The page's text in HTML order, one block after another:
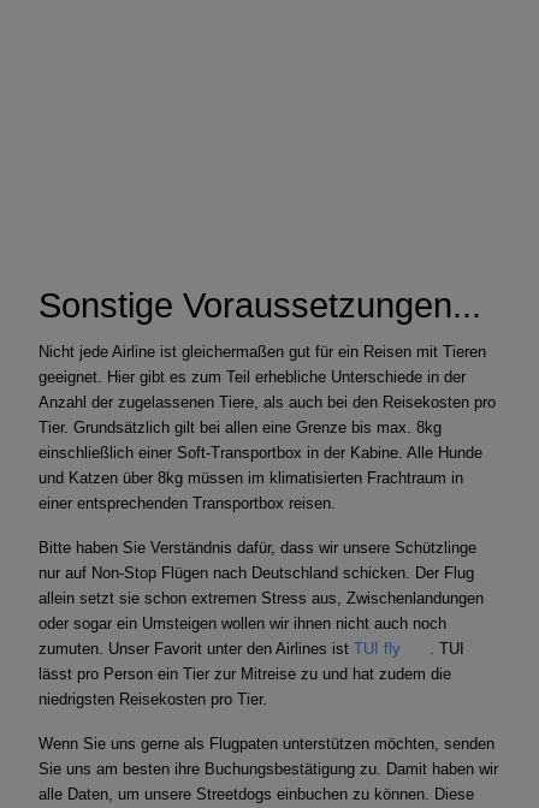
Sonstige Voraussetzungen...
Nicht jede Airline ist gleichermaßen gut für ein Reisen mit Tieren
geeignet. Hier gibt es zum Teil erhebliche Unterschiede in der
Anzahl der zugelassenen Tiere, als auch bei den Reisekosten pro
Tier. Grundsätzlich gilt bei allen eine Grenze bis max. 8kg
einschließlich einer Soft-Transportbox in der Kabine. Alle Hunde
und Katzen über 8kg müssen im klimatisierten Frachtraum in
einer entsprechenden Transportbox reisen.
Bitte haben Sie Verständnis dafür, dass wir unsere Schützlinge
nur auf Non-Stop Flügen nach Deutschland schicken. Der Flug
allein setzt sie schon extremen Stress aus, Zwischenlandungen
oder sogar ein Umsteigen wollen wir ihnen nicht auch noch
zumuten. Unser Favorit unter den Airlines ist TUI fly
. TUI
lässt pro Person ein Tier zur Mitreise zu und hat zudem die
niedrigsten Reisekosten pro Tier.
Wenn Sie uns gerne als Flugpaten unterstützen möchten, senden
Sie uns am besten ihre Buchungsbestätigung zu. Damit haben wir
alle Daten, um unsere Streetdogs einbuchen zu können. Diese